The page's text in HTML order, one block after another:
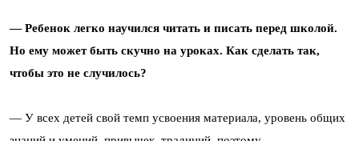
— Ребенок легко научился читать и писать перед школой.
Но ему может быть скучно на уроках. Как сделать так,
чтобы это не случилось?
— У всех детей свой темп усвоения материала, уровень общих